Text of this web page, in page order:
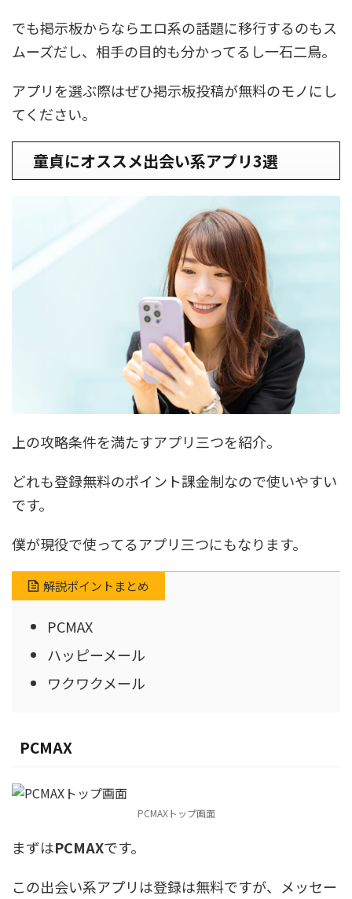
でも掲示板からならエロ系の話題に移行するのもス
ムーズだし、相手の目的も分かってるし一石二鳥。
アプリを選ぶ際はぜひ掲示板投稿が無料のモノにし
てください。
童貞にオススメ出会い系アプリ3選
上の攻略条件を満たすアプリ三つを紹介。
どれも登録無料のポイント課金制なので使いやすい
です。
僕が現役で使ってるアプリ三つにもなります。
解説ポイントまとめ
PCMAX
ハッピーメール
ワクワクメール
PCMAX
PCMAXトップ画面
まずはPCMAXです。
この出会い系アプリは登録は無料ですが、メッセー